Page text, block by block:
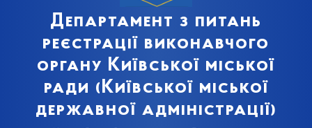
Департамент з питань
реєстрації виконавчого
органу Київської міської
ради (Київської міської
державної адміністрації)